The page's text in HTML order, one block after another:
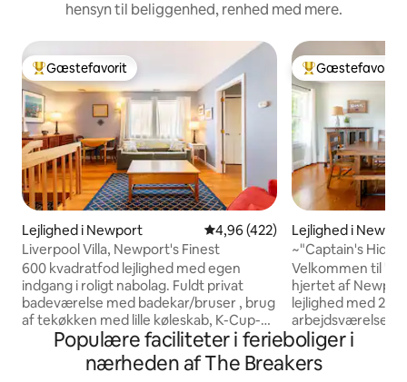
hensyn til beliggenhed, renhed med mere.
Bedste gæstefavorit
Gæstefavorit
Lejlighed i Newport 4,96 ud af 5 i gennemsnitlig
4,96 (422)
Liverpool Villa, Newport's Finest
600 kvadratfod lejlighed med egen
indgang i roligt nabolag. Fuldt privat
badeværelse med badekar/bruser , brug
af tekøkken med lille køleskab, K-Cup-
kaffemaskine (kaffe) og mikrobølgeovn,
aircondition, internetadgang. Tv (kun
lokale stationer) med Roku (streaming af
Bedste
Gæstefavorit
Lejlighed i
~"Captain's
Condo+Parking! 3
Velkommen til
hjertet af
lejlighed med 2
arbejdsværelse/1
queensize-senge
at bo og nyde hele
omfatter endda
Populære faciliteter i ferieboliger i
nærheden af The Breakers